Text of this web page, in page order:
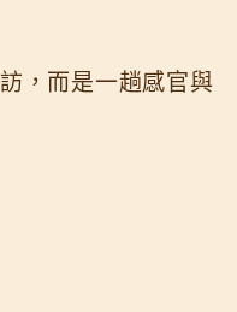
，而是一趟感官與